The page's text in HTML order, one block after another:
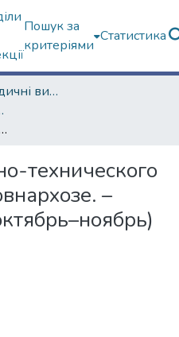
Пошук за
критеріями
Статистика
Харківські періодичні видання
(1921 г.)
– 1921 . – № 4–5 (октябрь–ноябрь)
технического
–